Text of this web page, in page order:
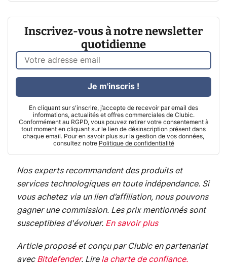
Inscrivez-vous à notre newsletter
quotidienne
En cliquant sur s'inscrire, j’accepte de recevoir par email des
informations, actualités et offres commerciales de Clubic.
Conformément au RGPD, vous pouvez retirer votre consentement à
tout moment en cliquant sur le lien de désinscription présent dans
chaque email. Pour en savoir plus sur la gestion de vos données,
consultez notre Politique de confidentialité
Je m'inscris !
Nos experts recommandent des produits et
services technologiques en toute indépendance. Si
vous achetez via un lien d’affiliation, nous pouvons
gagner une commission. Les prix mentionnés sont
susceptibles d'évoluer. En savoir plus
Article proposé et conçu par Clubic en partenariat
avec Bitdefender. Lire la charte de confiance.